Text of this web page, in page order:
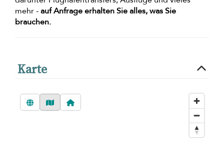
mehr -auf Anfrage erhalten Sie alles, was Sie
brauchen.
Karte